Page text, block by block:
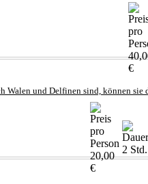
€
und Delfinen sind, können sie
20,00
€
2 Std.